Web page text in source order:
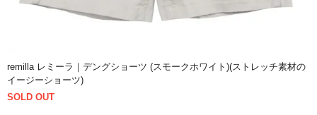
remilla レミーラ｜デングショーツ (スモークホワイト)(ストレッチ素材の
イージーショーツ)
SOLD OUT